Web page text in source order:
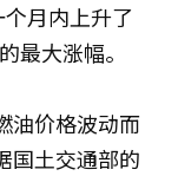
月内上升了
最大涨幅。
油价格波动而
国土交通部的